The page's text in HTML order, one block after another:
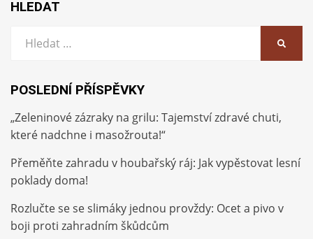
HLEDAT
POSLEDNÍ PŘÍSPĚVKY
„Zeleninové zázraky na grilu: Tajemství zdravé chuti,
které nadchne i masožrouta!“
Přeměňte zahradu v houbařský ráj: Jak vypěstovat lesní
poklady doma!
Rozlučte se se slimáky jednou provždy: Ocet a pivo v
boji proti zahradním škůdcům